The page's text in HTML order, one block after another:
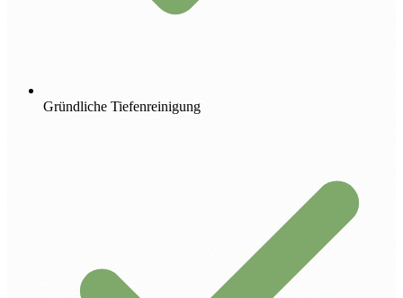
Gründliche Tiefenreinigung